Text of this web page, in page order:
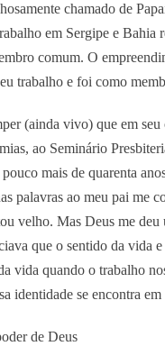
chamado de
em Sergipe e
comum. O
trabalho e foi como
(ainda vivo) que em
ao Seminário
mais de quarenta
palavras ao meu pai me
velho. Mas Deus me
que o sentido da vida
vida quando o trabalho
identidade se encontra
de Deus